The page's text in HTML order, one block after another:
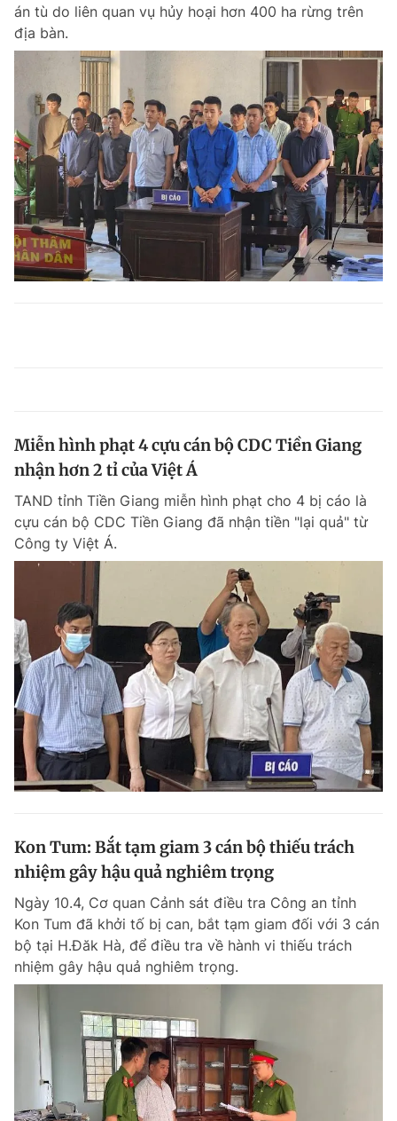
án tù do liên quan vụ hủy hoại hơn 400 ha rừng trên
địa bàn.
Miễn hình phạt 4 cựu cán bộ CDC Tiền Giang
nhận hơn 2 tỉ của Việt Á
TAND tỉnh Tiền Giang miễn hình phạt cho 4 bị cáo là
cựu cán bộ CDC Tiền Giang đã nhận tiền "lại quả" từ
Công ty Việt Á.
Kon Tum: Bắt tạm giam 3 cán bộ thiếu trách
nhiệm gây hậu quả nghiêm trọng
Ngày 10.4, Cơ quan Cảnh sát điều tra Công an tỉnh
Kon Tum đã khởi tố bị can, bắt tạm giam đối với 3 cán
bộ tại H.Đăk Hà, để điều tra về hành vi thiếu trách
nhiệm gây hậu quả nghiêm trọng.